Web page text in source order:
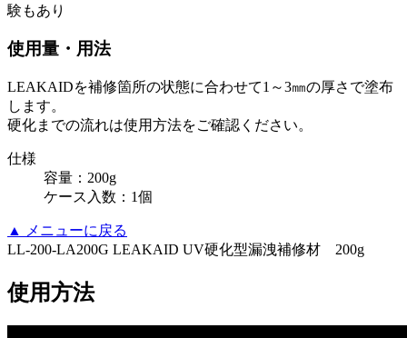
験もあり
使用量・用法
LEAKAIDを補修箇所の状態に合わせて1～3㎜の厚さで塗布
します。
硬化までの流れは使用方法をご確認ください。
仕様
容量：200g
ケース入数：1個
▲
メニューに戻る
LL-200-LA200G LEAKAID UV硬化型漏洩補修材 200g
使用方法